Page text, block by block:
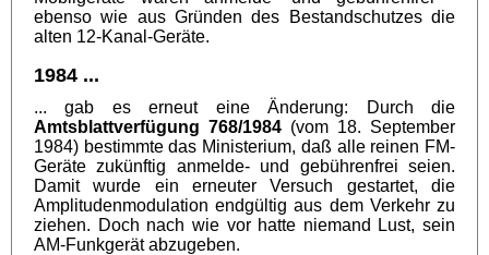
ebenso wie aus Gründen des Bestandschutzes die
alten 12-Kanal-Geräte.
1984 ...
... gab es erneut eine Änderung: Durch die
Amtsblattverfügung 768/1984 (vom 18. September
1984) bestimmte das Ministerium, daß alle reinen FM-
Geräte zukünftig anmelde- und gebührenfrei seien.
Damit wurde ein erneuter Versuch gestartet, die
Amplitudenmodulation endgültig aus dem Verkehr zu
ziehen. Doch nach wie vor hatte niemand Lust, sein
AM-Funkgerät abzugeben.